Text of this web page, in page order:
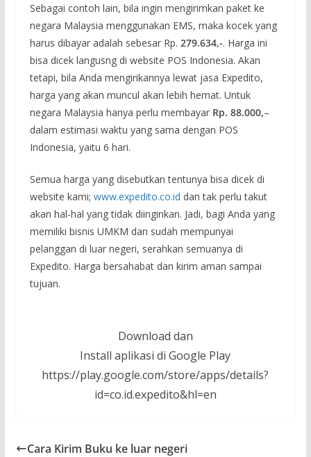
Sebagai contoh lain, bila ingin mengirimkan paket ke
negara Malaysia menggunakan EMS, maka kocek yang
harus dibayar adalah sebesar Rp. 279.634,-. Harga ini
bisa dicek langusng di website POS Indonesia. Akan
tetapi, bila Anda mengirikannya lewat jasa Expedito,
harga yang akan muncul akan lebih hemat. Untuk
negara Malaysia hanya perlu membayar Rp. 88.000,–
dalam estimasi waktu yang sama dengan POS
Indonesia, yaitu 6 hari.
Semua harga yang disebutkan tentunya bisa dicek di
website kami; www.expedito.co.id dan tak perlu takut
akan hal-hal yang tidak diinginkan. Jadi, bagi Anda yang
memiliki bisnis UMKM dan sudah mempunyai
pelanggan di luar negeri, serahkan semuanya di
Expedito. Harga bersahabat dan kirim aman sampai
tujuan.
Download dan
Install aplikasi di Google Play
https://play.google.com/store/apps/details?
id=co.id.expedito&hl=en
Cara Kirim Buku ke luar negeri